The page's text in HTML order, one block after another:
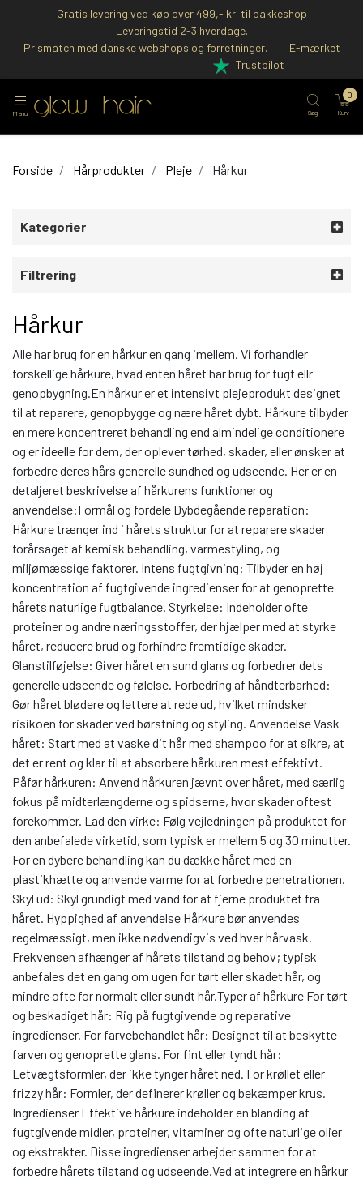
Gratis levering ved køb over 499,- kr. til pakkeshop
Leveringstid 2-3 hverdage.
Prismatch med danske webshops og forretninger.
E-mærket
Trustpilot
Menu Søg Kurv
0
Forside Hårprodukter Pleje Hårkur
Kategorier
Filtrering
Hårkur
Alle har brug for en hårkur en gang imellem. Vi forhandler
forskellige hårkure, hvad enten håret har brug for fugt ellr
genopbygning.En hårkur er et intensivt plejeprodukt designet
til at reparere, genopbygge og nære håret dybt. Hårkure tilbyder
en mere koncentreret behandling end almindelige conditionere
og er ideelle for dem, der oplever tørhed, skader, eller ønsker at
forbedre deres hårs generelle sundhed og udseende. Her er en
detaljeret beskrivelse af hårkurens funktioner og
anvendelse:Formål og fordele Dybdegående reparation:
Hårkure trænger ind i hårets struktur for at reparere skader
forårsaget af kemisk behandling, varmestyling, og
miljømæssige faktorer. Intens fugtgivning: Tilbyder en høj
koncentration af fugtgivende ingredienser for at genoprette
hårets naturlige fugtbalance. Styrkelse: Indeholder ofte
proteiner og andre næringsstoffer, der hjælper med at styrke
håret, reducere brud og forhindre fremtidige skader.
Glanstilføjelse: Giver håret en sund glans og forbedrer dets
generelle udseende og følelse. Forbedring af håndterbarhed:
Gør håret blødere og lettere at rede ud, hvilket mindsker
risikoen for skader ved børstning og styling. Anvendelse Vask
håret: Start med at vaske dit hår med shampoo for at sikre, at
det er rent og klar til at absorbere hårkuren mest effektivt.
Påfør hårkuren: Anvend hårkuren jævnt over håret, med særlig
fokus på midterlængderne og spidserne, hvor skader oftest
forekommer. Lad den virke: Følg vejledningen på produktet for
den anbefalede virketid, som typisk er mellem 5 og 30 minutter.
For en dybere behandling kan du dække håret med en
plastikhætte og anvende varme for at forbedre penetrationen.
Skyl ud: Skyl grundigt med vand for at fjerne produktet fra
håret. Hyppighed af anvendelse Hårkure bør anvendes
regelmæssigt, men ikke nødvendigvis ved hver hårvask.
Frekvensen afhænger af hårets tilstand og behov; typisk
anbefales det en gang om ugen for tørt eller skadet hår, og
mindre ofte for normalt eller sundt hår.Typer af hårkure For tørt
og beskadiget hår: Rig på fugtgivende og reparative
ingredienser. For farvebehandlet hår: Designet til at beskytte
farven og genoprette glans. For fint eller tyndt hår:
Letvægtsformler, der ikke tynger håret ned. For krøllet eller
frizzy hår: Formler, der definerer krøller og bekæmper krus.
Ingredienser Effektive hårkure indeholder en blanding af
fugtgivende midler, proteiner, vitaminer og ofte naturlige olier
og ekstrakter. Disse ingredienser arbejder sammen for at
forbedre hårets tilstand og udseende.Ved at integrere en hårkur